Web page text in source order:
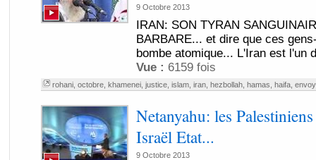
9 Octobre 2013
IRAN: SON TYRAN
BARBARE... et dire que ces
bombe atomique... L'Iran est l'un
Vue : 6159 fois
rohani, octobre, khamenei, justice, islam, iran, hezbollah, hamas haifa,
Netanyahu: les
Israël Etat...
9 Octobre 2013